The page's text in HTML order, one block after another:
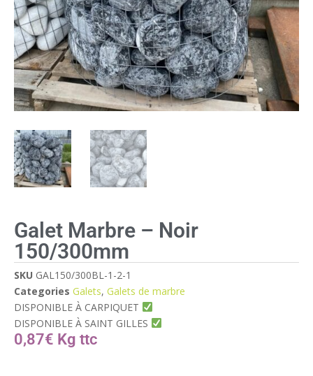
Galet Marbre – Noir
150/300mm
SKU GAL150/300BL-1-2-1
Categories Galets, Galets de marbre
DISPONIBLE À CARPIQUET
DISPONIBLE À SAINT GILLES
0,87€ Kg